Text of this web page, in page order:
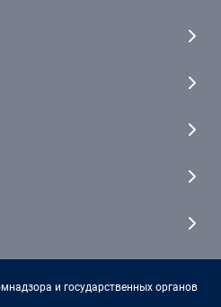
и государственных органов